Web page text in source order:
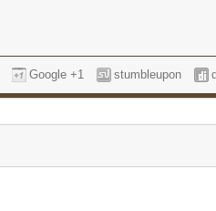
stumbleupon
Google +1